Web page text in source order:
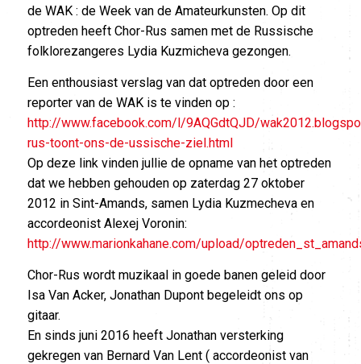
de WAK : de Week van de Amateurkunsten. Op dit
optreden heeft Chor-Rus samen met de Russische
folklorezangeres Lydia Kuzmicheva gezongen.
Een enthousiast verslag van dat optreden door een
reporter van de WAK is te vinden op :
http://www.facebook.com/l/9AQGdtQJD/
rus-toont-ons-de-ussische-ziel.html
Op deze link vinden jullie de opname van het optreden
dat we hebben gehouden op zaterdag 27 oktober
2012 in Sint-Amands, samen Lydia Kuzmecheva en
accordeonist Alexej Voronin:
http://www.marionkahane.com/upload/
Chor-Rus wordt muzikaal in goede banen geleid door
Isa Van Acker, Jonathan Dupont begeleidt ons op
gitaar.
En sinds juni 2016 heeft Jonathan versterking
gekregen van Bernard Van Lent ( accordeonist van